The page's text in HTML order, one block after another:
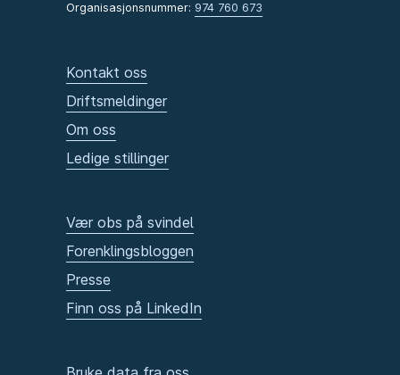
Organisasjonsnummer: 974 760 673
Kontakt oss
Driftsmeldinger
Om oss
Ledige stillinger
Vær obs på svindel
Forenklingsbloggen
Presse
Finn oss på LinkedIn